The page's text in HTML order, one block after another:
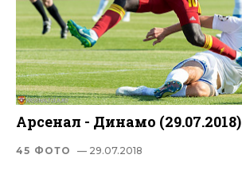
Арсенал - Динамо (29.07.2018)
45 ФОТО — 29.07.2018